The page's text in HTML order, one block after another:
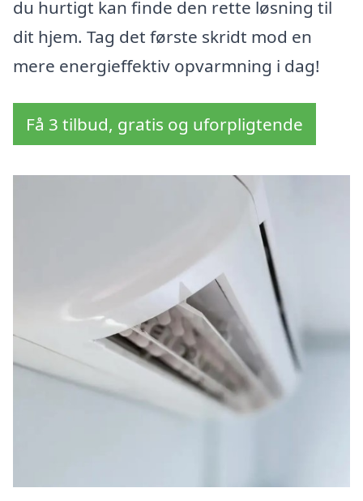
du hurtigt kan finde den rette løsning til
dit hjem. Tag det første skridt mod en
mere energieffektiv opvarmning i dag!
Få 3 tilbud, gratis og uforpligtende